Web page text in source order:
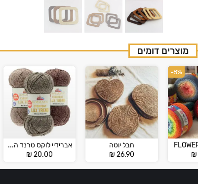
מוצרים דומים
-8%
₪
חבל יוטה
₪ 26.90
אברידיי לוקס טרנד הימליה – EVERYDAY LUX TREND
₪ 20.00